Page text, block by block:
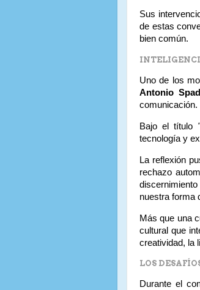
Sus
de estas
bien común.
Uno de los
Antonio
comunicación.
Bajo el título
tecnología y
La reflexión
rechazo
nuestra forma
Más que una
cultural que
creatividad, la
LOS
Durante el